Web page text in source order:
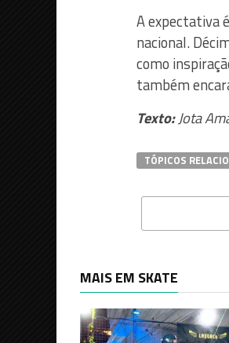
A expectativa
nacional.
como
também
Texto:Jota
TÓPICOS
MAIS EM SKATE